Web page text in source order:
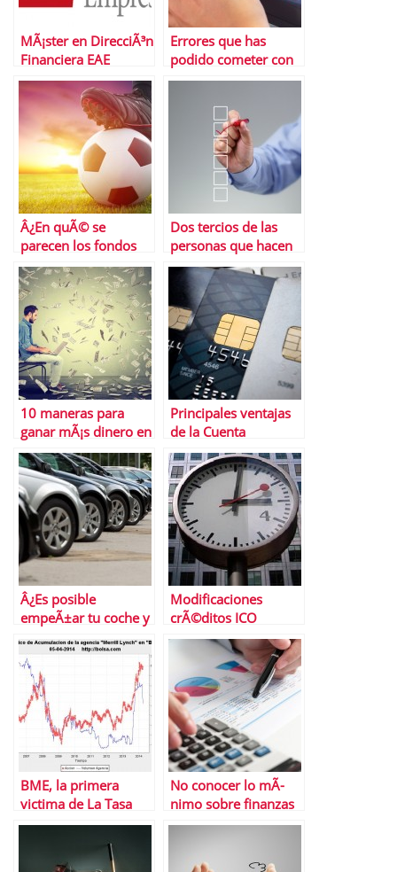
MÃ¡ster en DirecciÃ³n
Financiera EAE
Business School
Errores que has
podido cometer con
tu tarjeta de crÃ©dito
Â¿En quÃ© se
parecen los fondos
de inversiÃ³n y el
fÃºtbol?
Dos tercios de las
personas que hacen
este test no lo
superanâ€¦ Â¿Y tÃº?
10 maneras para
ganar mÃ¡s dinero en
2016
Principales ventajas
de la Cuenta
ExpansiÃ³n de Banco
Sabadell
Â¿Es posible
empeÃ±ar tu coche y
seguir utilizÃ¡ndolo?
Ahora sÃ­
Modificaciones
crÃ©ditos ICO
liquidez junio 2012 |
El ICO esta igual de
nervioso que el
mercado
BME, la primera
victima de La Tasa
Tobin
No conocer lo mÃ­
nimo sobre finanzas
personales te puede